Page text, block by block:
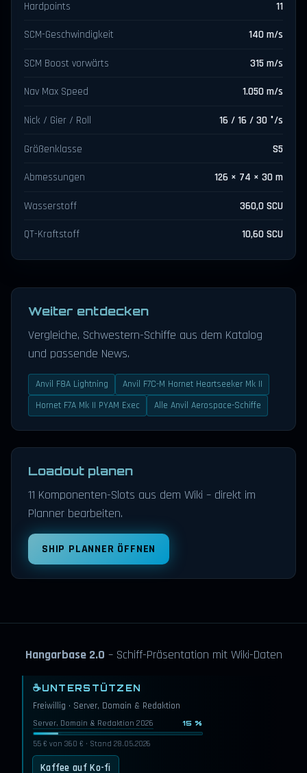
Hardpoints 11
SCM-Geschwindigkeit 140 m/s
SCM Boost vorwärts 315 m/s
Nav Max Speed 1.050 m/s
Nick / Gier / Roll 16 / 16 / 30 °/s
Größenklasse S5
Abmessungen 126 × 74 × 30 m
Wasserstoff 360,0 SCU
QT-Kraftstoff 10,60 SCU
Weiter entdecken
Vergleiche, Schwestern-Schiffe aus dem Katalog
und passende News.
Anvil F8A Lightning
Anvil F7C-M Hornet Heartseeker Mk II
Hornet F7A Mk II PYAM Exec
Alle Anvil Aerospace-Schiffe
Loadout planen
11 Komponenten-Slots aus dem Wiki – direkt im
Planner bearbeiten.
SHIP PLANNER ÖFFNEN
Hangarbase 2.0 – Schiff-Präsentation mit Wiki-Daten
☕UNTERSTÜTZEN
Freiwillig · Server, Domain & Redaktion
Server, Domain & Redaktion 2026 15 %
55 € von 360 € · Stand 28.05.2026
Kaffee auf Ko-fi